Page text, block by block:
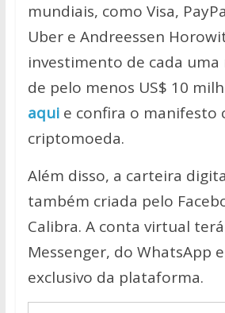
mundiais, como Visa,
Uber e Andreessen
investimento de cada
de pelo menos US$ 10
aquie confira o manifesto
criptomoeda.
Além disso, a carteira
também criada pelo
Calibra. A conta virtual
Messenger, do WhatsApp
exclusivo da plataforma.